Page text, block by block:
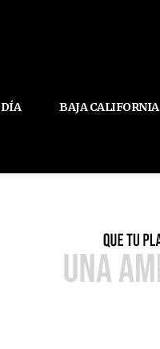
BAJA CALIFORNIA